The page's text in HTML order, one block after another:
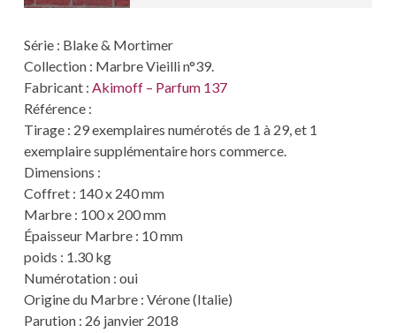
Série : Blake & Mortimer
Collection : Marbre Vieilli n°39.
Fabricant : Akimoff – Parfum 137
Référence :
Tirage : 29 exemplaires numérotés de 1 à 29, et 1
exemplaire supplémentaire hors commerce.
Dimensions :
Coffret : 140 x 240 mm
Marbre : 100 x 200 mm
Épaisseur Marbre : 10 mm
poids : 1.30 kg
Numérotation : oui
Origine du Marbre : Vérone (Italie)
Parution : 26 janvier 2018